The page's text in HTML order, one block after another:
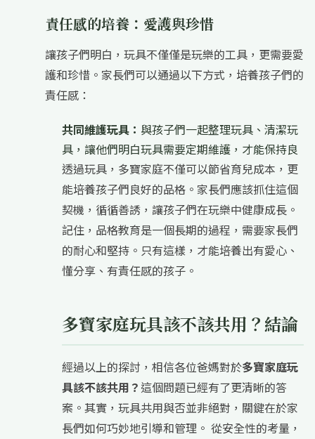
責任感的培養：愛護與珍惜
讓孩子們明白，玩具不僅僅是玩樂的工具，更需要愛
護和珍惜。家長們可以通過以下方式，培養孩子們的
責任感：
共同維護玩具： 與孩子們一起整理玩具、清潔玩
具，讓他們明白玩具需要定期維護，才能保持良
透過玩具，多寶家庭不僅可以節省育兒成本，更
能培養孩子們良好的品格。家長們應該抓住這個
契機，循循善誘，讓孩子們在玩樂中健康成長。
記住，品格教育是一個長期的過程，需要家長們
的耐心和堅持。只有這樣，才能培養出有愛心、
懂分享、有責任感的孩子。
多寶家庭玩具該不該共用？結論
經過以上的探討，相信各位爸媽對於多寶家庭玩
具該不該共用？ 這個問題已經有了更清晰的答
案。其實，玩具共用與否並非絕對，關鍵在於家
長們如何巧妙地引導和管理。 從安全性的考量，